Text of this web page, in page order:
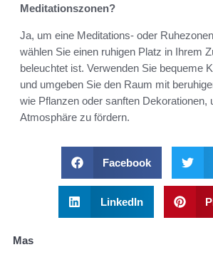
Meditationszonen?
Ja, um eine Meditations- oder
wählen Sie einen ruhigen Platz in Ihrem
beleuchtet ist. Verwenden Sie bequeme
und umgeben Sie den Raum mit
wie Pflanzen oder sanften Dekorationen,
Atmosphäre zu fördern.
Facebook
LinkedIn
Mas